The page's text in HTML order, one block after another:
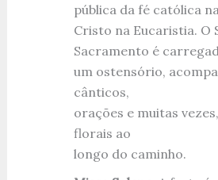
pública da fé católica
Cristo na Eucaristia. O
Sacramento é
um ostensório,
cânticos,
orações e muitas
florais ao
longo do caminho.